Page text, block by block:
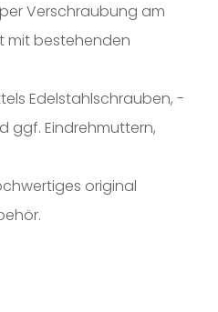
Verschraubung am
mit bestehenden
Edelstahlschrauben, -
ggf. Eindrehmuttern,
original